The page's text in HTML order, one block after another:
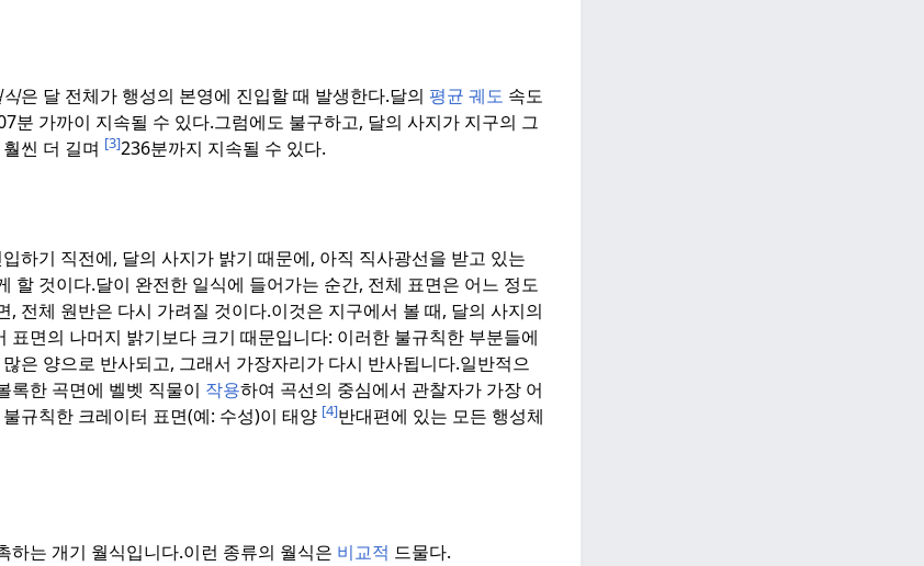
은 달 전체가 행성의 본영에 진입할 때 발생한다.달의 평균 궤도 속도
분 가까이 지속될 수 있다.그럼에도 불구하고, 달의 사지가 지구의 그
씬 더 길며 [3]236분까지 지속될 수 있다.
하기 직전에, 달의 사지가 밝기 때문에, 아직 직사광선을 받고 있는
할 것이다.달이 완전한 일식에 들어가는 순간, 전체 표면은 어느 정도
, 전체 원반은 다시 가려질 것이다.이것은 지구에서 볼 때, 달의 사지의
면의 나머지 밝기보다 크기 때문입니다: 이러한 불규칙한 부분들에
은 양으로 반사되고, 그래서 가장자리가 다시 반사됩니다.일반적으
록한 곡면에 벨벳 직물이 작용하여 곡선의 중심에서 관찰자가 가장 어
규칙한 크레이터 표면(예: 수성)이 태양 [4]반대편에 있는 모든 행성체
하는 개기 월식입니다.이런 종류의 월식은 비교적 드물다.